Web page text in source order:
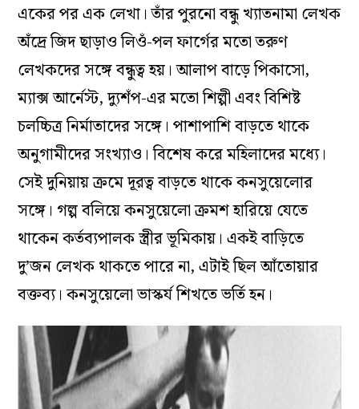
একের পর এক লেখা। তাঁর পুরনো বন্ধু খ্যাতনামা লেখক
অঁদ্রে জিদ ছাড়াও লিওঁ-পল ফার্গের মতো তরুণ
লেখকদের সঙ্গে বন্ধুত্ব হয়। আলাপ বাড়ে পিকাসো,
ম্যাক্স আর্নেস্ট, দ্যুশঁপ-এর মতো শিল্পী এবং বিশিষ্ট
চলচ্চিত্র নির্মাতাদের সঙ্গে। পাশাপাশি বাড়তে থাকে
অনুগামীদের সংখ্যাও। বিশেষ করে মহিলাদের মধ্যে।
সেই দুনিয়ায় ক্রমে দূরত্ব বাড়তে থাকে কনসুয়েলোর
সঙ্গে। গল্প বলিয়ে কনসুয়েলো ক্রমশ হারিয়ে যেতে
থাকেন কর্তব্যপালক স্ত্রীর ভূমিকায়। একই বাড়িতে
দু’জন লেখক থাকতে পারে না, এটাই ছিল আঁতোয়ার
বক্তব্য। কনসুয়েলো ভাস্কর্য শিখতে ভর্তি হন।